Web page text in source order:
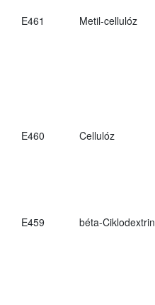
E461 Metil-cellulóz
E460 Cellulóz
E459
béta-Ciklodextrin